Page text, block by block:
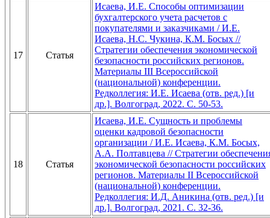
17 Статья
Исаева, И.Е. Способы оптимизации
бухгалтерского учета расчетов с
покупателями и заказчиками / И.Е.
Исаева, Н.С. Чукина, К.М. Босых //
Стратегии обеспечения экономической
безопасности российских регионов.
Материалы III Всероссийской
(национальной) конференции.
Редколлегия: И.Е. Исаева (отв. ред.) [и
др.]. Волгоград, 2022. С. 50-53.
18 Статья
Исаева, И.Е. Сущность и проблемы
оценки кадровой безопасности
организации / И.Е. Исаева, К.М. Босых,
А.А. Полтавцева // Стратегии
экономической безопасности российских
регионов. Материалы II Всероссийской
(национальной) конференции.
Редколлегия: И.Д. Аникина (отв. ред.) [и
др.]. Волгоград, 2021. С. 32-36.